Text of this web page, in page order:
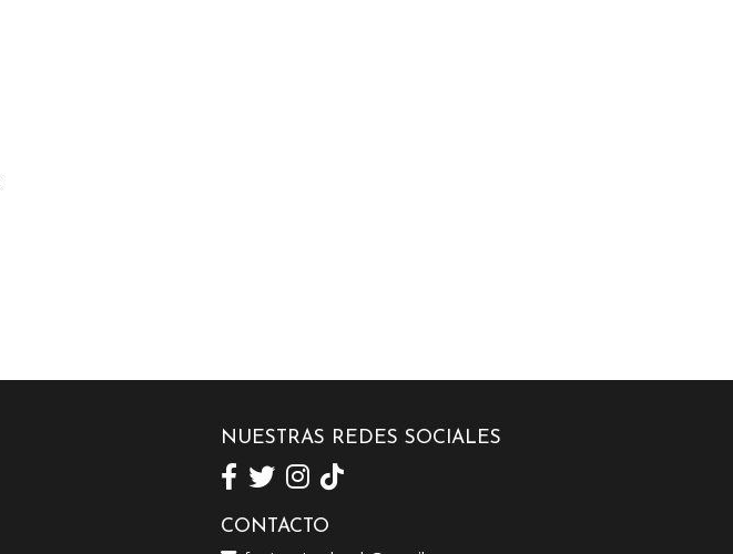
NUESTRAS REDES SOCIALES
CONTACTO